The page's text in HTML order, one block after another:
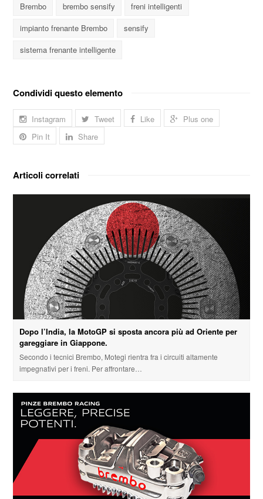
Brembo brembo sensify
freni intelligenti
impianto frenante Brembo
sensify
sistema frenante intelligente
Condividi questo elemento
Instagram Tweet Like
Plus one
Pin It
Share
Articoli correlati
Dopo l’India, la MotoGP si sposta ancora più ad Oriente per
gareggiare in Giappone.
Secondo i tecnici Brembo, Motegi rientra fra i circuiti altamente
impegnativi per i freni. Per affrontare…